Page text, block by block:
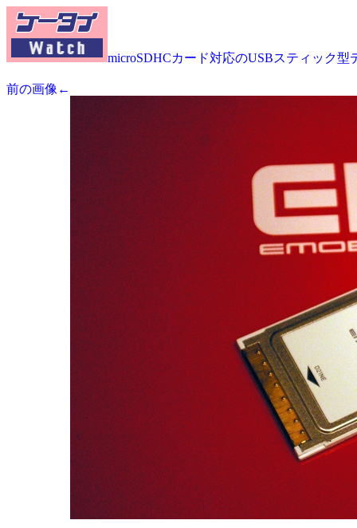
microSDHCカード対応のUSBスティック型
前の画像←